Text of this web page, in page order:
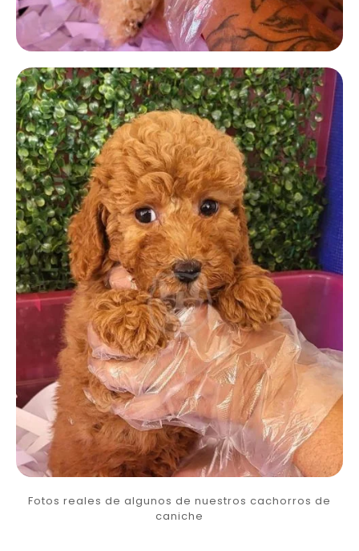
Fotos reales de algunos de nuestros cachorros de
caniche